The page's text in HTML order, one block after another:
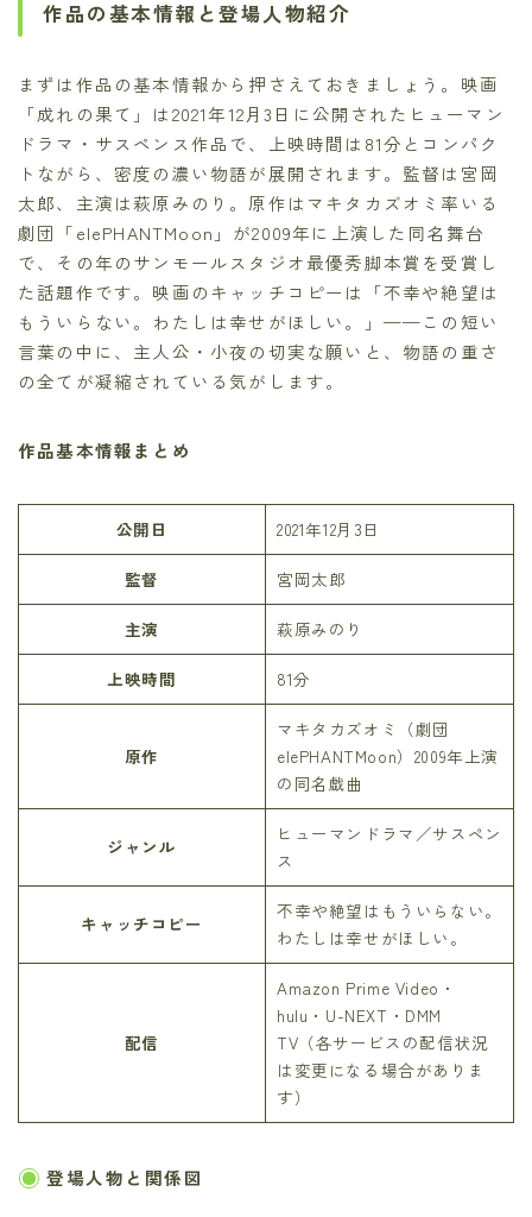
作品の基本情報と登場人物紹介
まずは作品の基本情報から押さえておきましょう。映画
「成れの果て」は2021年12月3日に公開されたヒューマン
ドラマ・サスペンス作品で、上映時間は81分とコンパク
トながら、密度の濃い物語が展開されます。監督は宮岡
太郎、主演は萩原みのり。原作はマキタカズオミ率いる
劇団「elePHANTMoon」が2009年に上演した同名舞台
で、その年のサンモールスタジオ最優秀脚本賞を受賞し
た話題作です。映画のキャッチコピーは「不幸や絶望は
もういらない。わたしは幸せがほしい。」——この短い
言葉の中に、主人公・小夜の切実な願いと、物語の重さ
の全てが凝縮されている気がします。
作品基本情報まとめ
公開日 2021年12月3日
監督 宮岡太郎
主演 萩原みのり
上映時間 81分
原作
マキタカズオミ（劇団
elePHANTMoon）2009年上演
の同名戯曲
ジャンル
ヒューマンドラマ／サスペン
ス
キャッチコピー
不幸や絶望はもういらない。
わたしは幸せがほしい。
配信
Amazon Prime Video・
hulu・U-NEXT・DMM
TV（各サービスの配信状況
は変更になる場合がありま
す）
登場人物と関係図